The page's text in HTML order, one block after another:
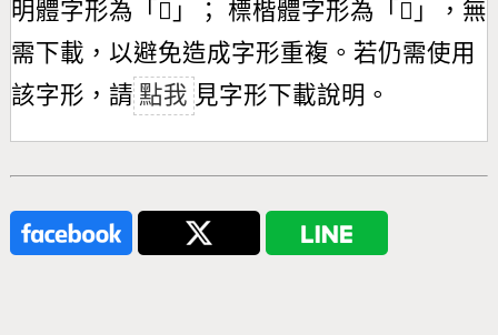
明體字形為「 𥮠 」； 標楷體字形為「 𥮠 」，無
需下載，以避免造成字形重複。若仍需使用
該字形，請 點我 見字形下載說明。